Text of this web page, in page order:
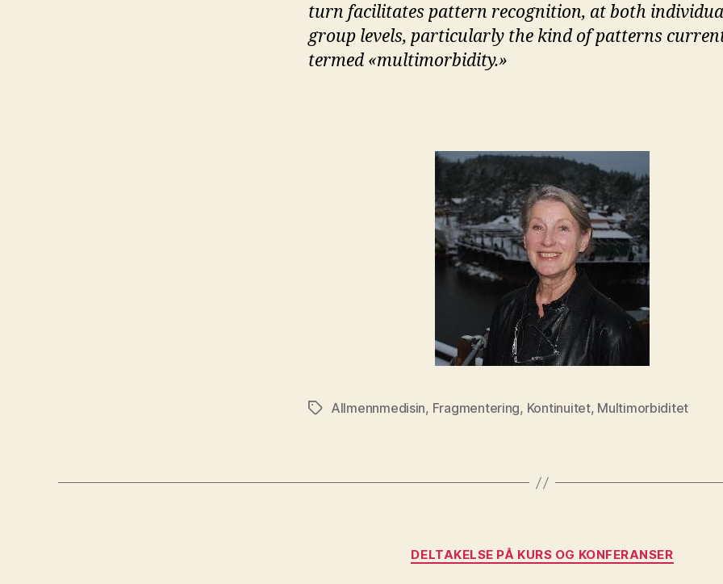
turn facilitates pattern recognition, at both
group levels, particularly the kind of patterns
termed «multimorbidity.»
StikkordAllmennmedisin, Fragmentering, Kontinuitet, Multimorbiditet
Kategorier
DELTAKELSE PÅ KURS OG KONFERANSER